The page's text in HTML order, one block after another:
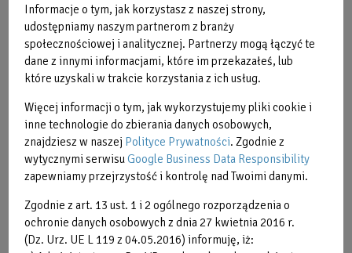
zakończenia ostatniej serii. Najlepiej wykonywać zabiegi w
odstępie czasowym od 3 dni do 7 dni. Dla podtrzymania
efektów warto wykonywać jeden zabieg „przypominający”
raz w miesiącu.
Informacje o tym, jak korzystasz z naszej strony,
udostępniamy naszym partnerom z branży
społecznościowej i analitycznej. Partnerzy mogą łączyć te
dane z innymi informacjami, które im przekazałeś, lub
które uzyskali w trakcie korzystania z ich usług.
Więcej informacji o tym, jak wykorzystujemy pliki cookie i
inne technologie do zbierania danych osobowych,
znajdziesz w naszej Polityce Prywatności. Zgodnie z
wytycznymi serwisuGoogle Business Data Responsibility
zapewniamy przejrzystość i kontrolę nad Twoimi danymi.
Zgodnie z art. 13 ust. 1 i 2 ogólnego rozporządzenia o
ochronie danych osobowych z dnia 27 kwietnia 2016 r.
(Dz. Urz. UE L 119 z 04.05.2016) informuję, iż: